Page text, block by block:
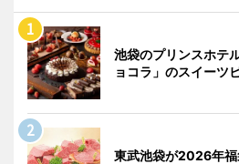
池袋のプリンスホテ
ョコラ」のスイーツ
東武池袋が2026年